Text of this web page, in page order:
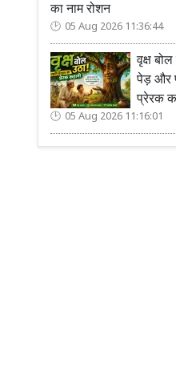
का नाम रोशन
05 Aug 2026 11:36:44
वृक्ष
पेड़ और
प्रेरक
05 Aug 2026 11:16:01